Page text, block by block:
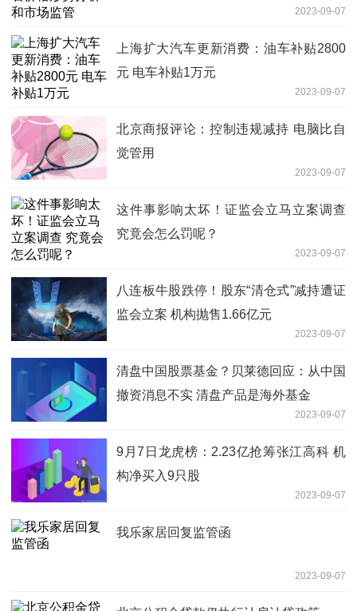
2023-09-07
上海扩大汽车更新消费：油车补贴2800
元 电车补贴1万元
2023-09-07
北京商报评论：控制违规减持 电脑比自
觉管用
2023-09-07
这件事影响太坏！证监会立马立案调查
究竟会怎么罚呢？
2023-09-07
八连板牛股跌停！股东“清仓式”减持遭证
监会立案 机构抛售1.66亿元
2023-09-07
清盘中国股票基金？贝莱德回应：从中国
撤资消息不实 清盘产品是海外基金
2023-09-07
9月7日龙虎榜：2.23亿抢筹张江高科 机
构净买入9只股
2023-09-07
我乐家居回复监管函
2023-09-07